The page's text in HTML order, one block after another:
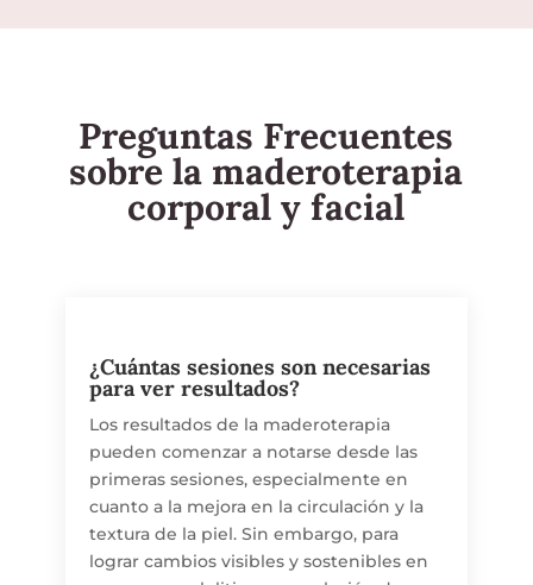
Preguntas Frecuentes
sobre la maderoterapia
corporal y facial
¿Cuántas sesiones son necesarias
para ver resultados?
Los resultados de la maderoterapia
pueden comenzar a notarse desde las
primeras sesiones, especialmente en
cuanto a la mejora en la circulación y la
textura de la piel. Sin embargo, para
lograr cambios visibles y sostenibles en